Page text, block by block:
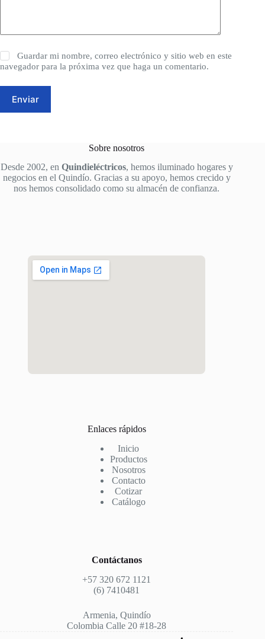
Guardar mi nombre, correo electrónico y sitio web en este
navegador para la próxima vez que haga un comentario.
Enviar
Sobre nosotros
Desde 2002, en Quindieléctricos, hemos iluminado hogares y
negocios en el Quindío. Gracias a su apoyo, hemos crecido y
nos hemos consolidado como su almacén de confianza.
Enlaces rápidos
Inicio
Productos
Nosotros
Contacto
Cotizar
Catálogo
Contáctanos
+57 320 672 1121
(6) 7410481
Armenia, Quindío
Colombia Calle 20 #18-28